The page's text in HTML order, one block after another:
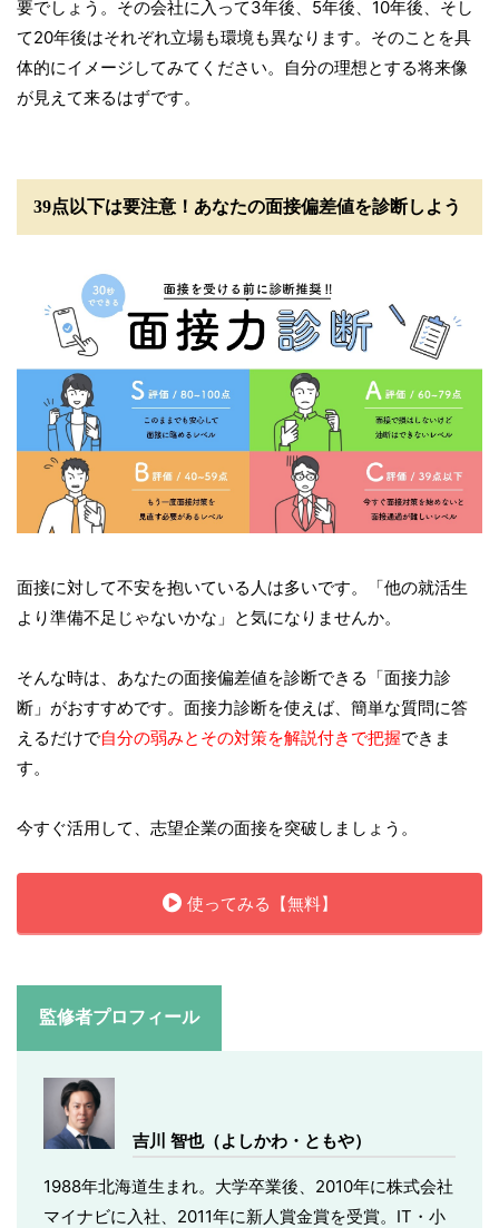
要でしょう。その会社に入って3年後、5年後、10年後、そし
て20年後はそれぞれ立場も環境も異なります。そのことを具
体的にイメージしてみてください。自分の理想とする将来像
が見えて来るはずです。
39点以下は要注意！あなたの面接偏差値を診断しよう
面接に対して不安を抱いている人は多いです。「他の就活生
より準備不足じゃないかな」と気になりませんか。
そんな時は、あなたの面接偏差値を診断できる「面接力診
断」がおすすめです。面接力診断を使えば、簡単な質問に答
えるだけで自分の弱みとその対策を解説付きで把握できま
す。
今すぐ活用して、志望企業の面接を突破しましょう。
使ってみる【無料】
監修者プロフィール
吉川 智也（よしかわ・ともや）
1988年北海道生まれ。大学卒業後、2010年に株式会社
マイナビに入社、2011年に新人賞金賞を受賞。IT・小